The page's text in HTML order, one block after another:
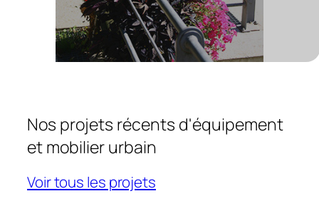
Nos projets récents d'équipement
et mobilier urbain
Voir tous les projets